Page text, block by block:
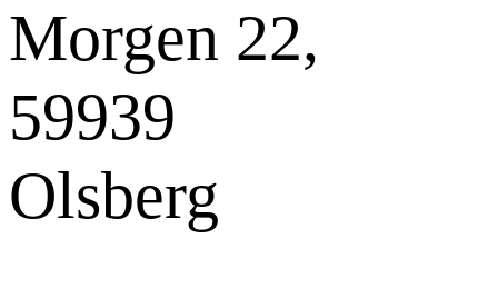
Morgen 22,
59939
Olsberg